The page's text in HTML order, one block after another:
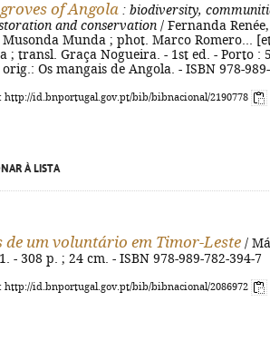
of Angola : biodiversity,
and conservation / Fernanda
Munda ; phot. Marco Romero...
; transl. Graça Nogueira. - 1st ed. - Porto :
Os mangais de Angola. - ISBN 978-
http://id.bnportugal.gov.pt/bib/bibnacional/2190778
À LISTA
de um voluntário em Timor-Leste /
- 308 p. ; 24 cm. - ISBN 978-989-782-394-7
http://id.bnportugal.gov.pt/bib/bibnacional/2086972